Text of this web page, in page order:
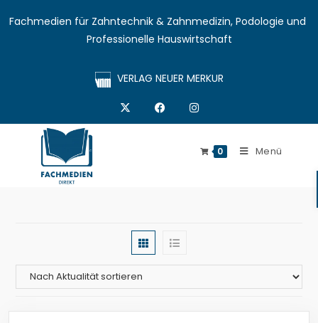
Fachmedien für Zahntechnik & Zahnmedizin, Podologie und
Professionelle Hauswirtschaft
VERLAG NEUER MERKUR
0 Menü